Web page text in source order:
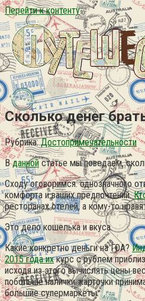
Перейти к контенту
Сколько денег
Рубрика: Достопримечательности
Вданнойстатье мы поведаем,
Сходу оговоримся: однозначного
комфорта и ваших предпочтений.
ресторанах отелей, а кому-то
Это дело кошелька и вкуса.
Какие конкретно деньги на ГОА?
2015 года ихкурс с рублем
исходя из этого вычислять цены
побольше налички: карточки
большие супермаркеты.